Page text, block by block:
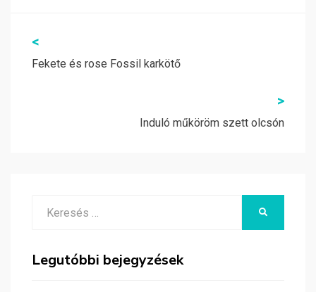
Bejegyzés
navigáció
<
Fekete és rose Fossil karkötő
>
Induló műköröm szett olcsón
Legutóbbi bejegyzések